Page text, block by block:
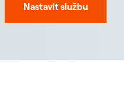
Nastavit službu